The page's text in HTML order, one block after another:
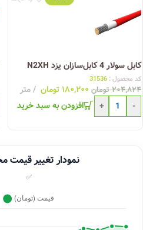
کابل سولار 4 کابل‌سازان یزد N2XH
کد محصول : 31536
۲۰۴,۸۲۴ تومان ۱۸۰,۲۰۰ تومان
متر
-
+ افزودن به سبد خرید
نمودار تغییر قیمت
✅